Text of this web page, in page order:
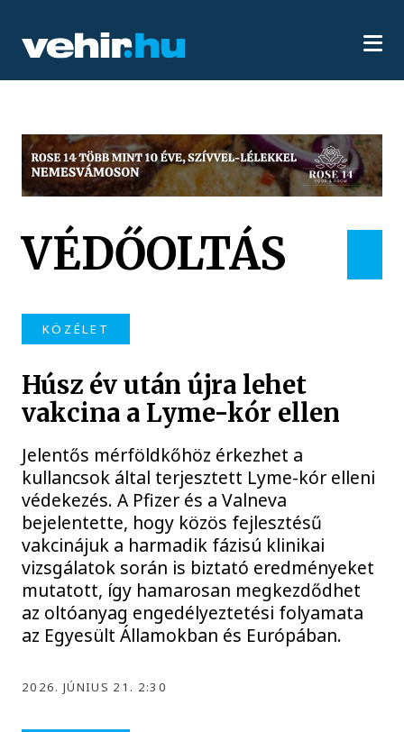
VÉDŐOLTÁS
KÖZÉLET
Húsz év után újra lehet
vakcina a Lyme-kór ellen
Jelentős mérföldkőhöz érkezhet a
kullancsok által terjesztett Lyme-kór elleni
védekezés. A Pfizer és a Valneva
bejelentette, hogy közös fejlesztésű
vakcinájuk a harmadik fázisú klinikai
vizsgálatok során is biztató eredményeket
mutatott, így hamarosan megkezdődhet
az oltóanyag engedélyeztetési folyamata
az Egyesült Államokban és Európában.
2026. JÚNIUS 21. 2:30